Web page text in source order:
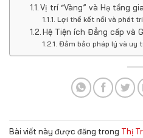
Vị trí “Vàng” và Hạ tầng
Lợi thế kết nối và phát
Hệ Tiện ích Đẳng cấp và
Đảm bảo pháp lý và uy
Bài viết này được đăng trong Thị